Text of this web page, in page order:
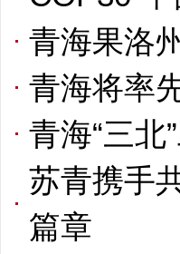
青海果洛
青海将率
青海“三北
苏青携手
篇章